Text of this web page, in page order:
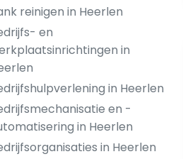
reinigen in Heerlen
en
in
in Heerlen
en -
in Heerlen
in Heerlen